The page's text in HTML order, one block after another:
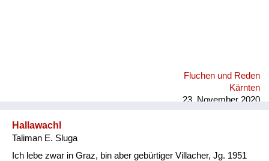
Fluchen und Reden
Kärnten
23. November 2020
Hallawachl
Taliman E. Sluga
Ich lebe zwar in Graz, bin aber gebürtiger Villacher, Jg. 1951